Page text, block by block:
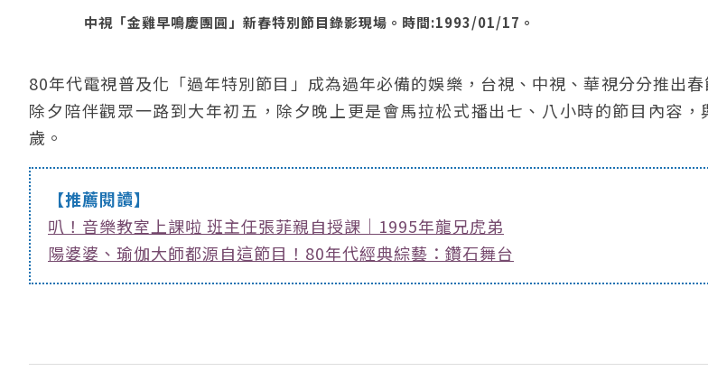
中視「金雞早鳴慶團圓」新春特別節目錄影現場。時間:1993/01/17。
80年代電視普及化「過年特別節目」成為過年必備的娛樂，台視、中視、華視分分推出
除夕陪伴觀眾一路到大年初五，除夕晚上更是會馬拉松式播出七、八小時的節目內容，
歲。
【推薦閱讀】
叭！音樂教室上課啦 班主任張菲親自授課｜1995年龍兄虎弟
陽婆婆、瑜伽大師都源自這節目！80年代經典綜藝：鑽石舞台